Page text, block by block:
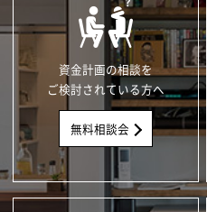
資金計画の相談を
ご検討されている方へ
無料相談会